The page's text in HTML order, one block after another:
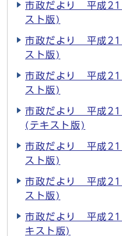
市政だより 平成
スト版)
市政だより 平成
スト版)
市政だより 平成
スト版)
市政だより 平成
(テキスト版)
市政だより 平成
スト版)
市政だより 平成
スト版)
市政だより 平成
キスト版)